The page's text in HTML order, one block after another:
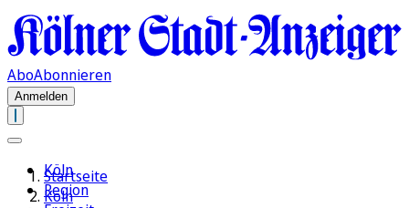
AboAbonnieren
Anmelden
Köln
Region
Startseite
Köln